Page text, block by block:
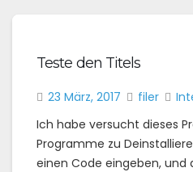
Teste den Titels
23 März, 2017 filer
Ich habe versucht dieses
Programme zu
einen Code eingeben, und